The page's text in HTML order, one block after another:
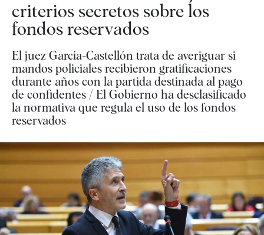
criterios secretos sobre los
fondos reservados
El juez García-Castellón trata de averiguar si
mandos policiales recibieron gratificaciones
durante años con la partida destinada al pago
de confidentes / El Gobierno ha desclasificado
la normativa que regula el uso de los fondos
reservados